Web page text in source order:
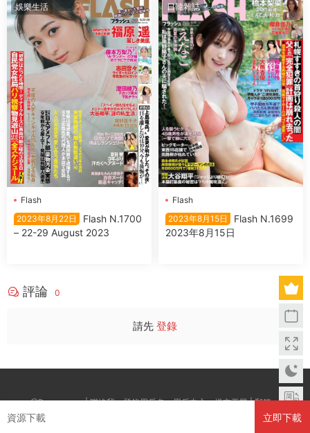
資源下載 立即下載
娛樂生活
Flash
2023年8月22日
Flash N.1700
– 22-29 August 2023
日韓雜誌
Flash
2023年8月15日
Flash N.1699
2023年8月15日
評論 0
請先 登錄
@Boxwc.com | 聯絡我：登錄用戶名--用戶中心--提交工單 | 郵箱：